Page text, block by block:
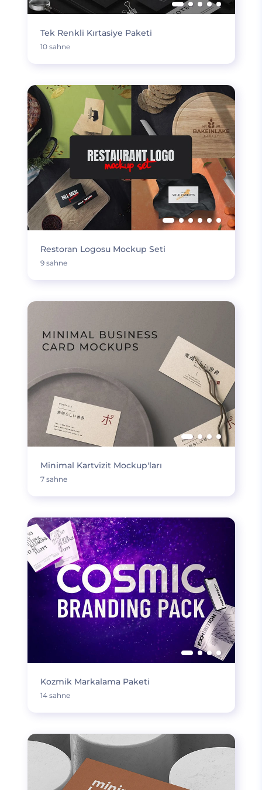
Tek Renkli Kırtasiye Paketi
10 sahne
Restoran Logosu Mockup Seti
9 sahne
Minimal Kartvizit Mockup'ları
7 sahne
Kozmik Markalama Paketi
14 sahne